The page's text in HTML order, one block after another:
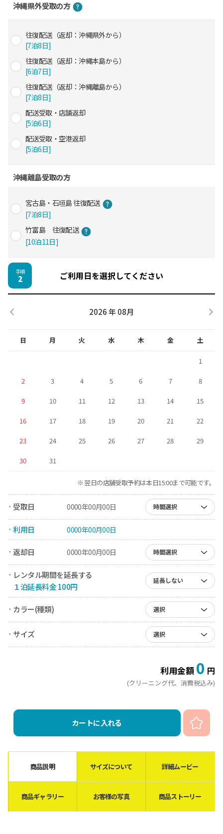
沖縄県外受取の方
往復配送（返却：沖縄県外から）
[7泊8日]
往復配送（返却：沖縄本島から）
[6泊7日]
往復配送（返却：沖縄離島から）
[7泊8日]
配送受取・店舗返却
[5泊6日]
配送受取・空港返却
[5泊6日]
沖縄離島受取の方
宮古島・石垣島 往復配送
[7泊8日]
竹富島 往復配送
[10泊11日]
手順
2 ご利用日を選択してください
2026 年 08月
日 月 火 水 木 金 土
1
2 3 4 5 6 7 8
9 10 11 12 13 14 15
16 17 18 19 20 21 22
23 24 25 26 27 28 29
30 31
※ 翌日の店舗受取予約は本日15:00まで可能です。
· 受取日 0000年00月00日 時間選択
· 利用日 0000年00月00日
· 返却日 0000年00月00日 時間選択
· レンタル期間を延長する
１泊延長料金 100円
延長しない
· カラー(種類) 選択
· サイズ 選択
利用金額 0 円
(クリーニング代、消費税込み)
カートに入れる
商品説明 サイズについて 詳細ムービー
商品ギャラリー お客様の写真 商品ストーリー